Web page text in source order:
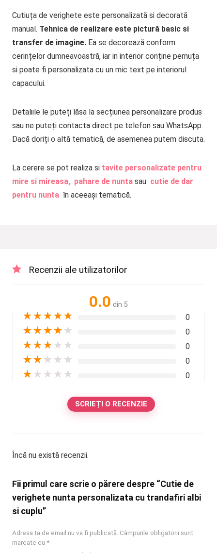
Cutiuța de verighete este personalizată si decorată
manual. Tehnica de realizare este picturăbasic si
transfer de imagine.Ea se decorează conform
cerințelor dumneavoastră, iar in interior conține pernuța
si poate fi personalizata cu un mic text pe interiorul
capacului.
Detaliile le puteți lăsa la secțiunea personalizare produs
sau ne puteți contacta direct pe telefon sau WhatsApp.
Dacă doriți o altă tematică, de asemenea putem discuta.
La cerere se pot realiza sitavite personalizate pentru
mire si mireasa,pahare de nuntasau cutie de dar
pentru nunta în aceeași tematică.
Recenzii ale utilizatorilor
0.0 din 5
★★★★★ 0
★★★★ ★ 0
★★★ ★ ★ 0
★★ ★ ★ ★ 0
★ ★ ★ ★ ★ 0
SCRIEȚI O RECENZIE
Încă nu există recenzii.
Fii primul care scrie o părere despre “Cutie de
verighete nunta personalizata cu trandafiri albi
si cuplu”
Adresa ta de email nu va fi publicată. Câmpurile obligatorii sunt
marcate cu *